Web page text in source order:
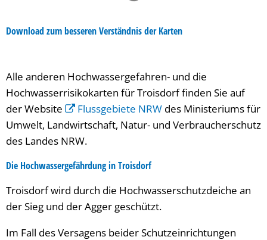
Download zum besseren Verständnis der Karten
Alle anderen Hochwassergefahren- und die
Hochwasserrisikokarten für Troisdorf finden Sie auf
der Website
Flussgebiete NRW des Ministeriums für
Umwelt, Landwirtschaft, Natur- und Verbraucherschutz
des Landes NRW.
Die Hochwassergefährdung in Troisdorf
Troisdorf wird durch die Hochwasserschutzdeiche an
der Sieg und der Agger geschützt.
Im Fall des Versagens beider Schutzeinrichtungen